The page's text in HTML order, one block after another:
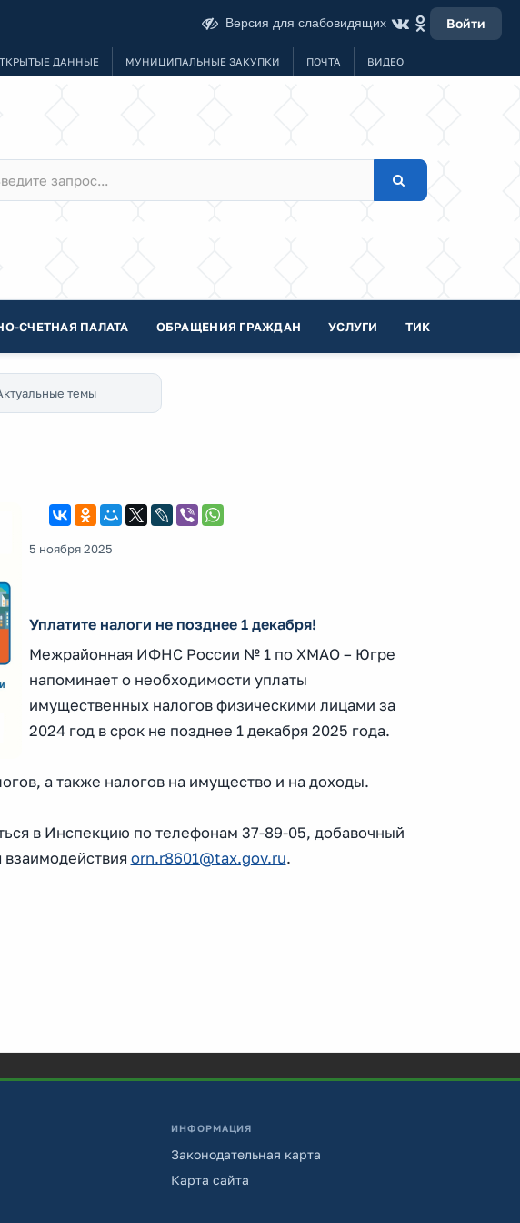
Версия для слабовидящих Войти
ДАННЫЕ МУНИЦИПАЛЬНЫЕ ЗАКУПКИ ПОЧТА ВИДЕО
СЧЕТНАЯ ПАЛАТА ОБРАЩЕНИЯ ГРАЖДАН УСЛУГИ ТИК
темы
5 ноября 2025
Уплатите налоги не позднее 1 декабря!
⁣Межрайонная ИФНС России № 1 по ХМАО – Югре
напоминает о необходимости уплаты
имущественных налогов физическими лицами за
2024 год в срок не позднее 1 декабря 2025 года.
а также налогов на имущество и на доходы.
в Инспекцию по телефонам 37-89-05, добавочный
orn.r8601@tax.gov.ru.
ИНФОРМАЦИЯ
Законодательная карта
Карта сайта